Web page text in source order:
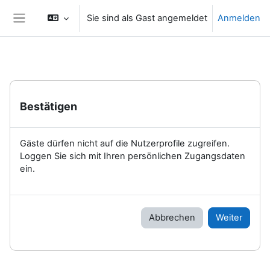
Website-Übersicht
Sie sind als Gast angemeldet Anmelden
Bestätigen
Gäste dürfen nicht auf die Nutzerprofile zugreifen.
Loggen Sie sich mit Ihren persönlichen Zugangsdaten
ein.
Abbrechen Weiter